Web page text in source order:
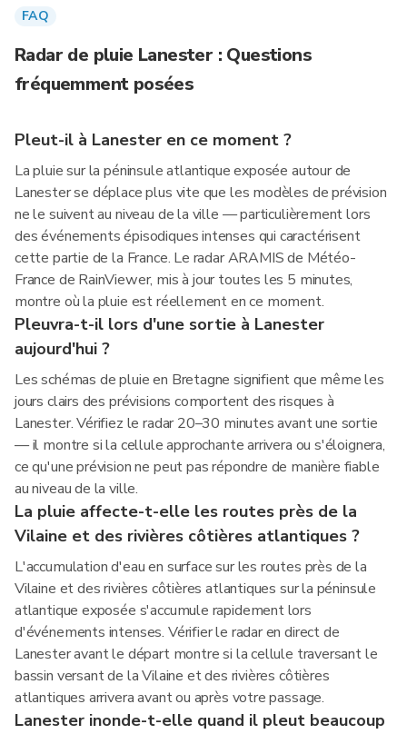
FAQ
Radar de pluie Lanester : Questions
fréquemment posées
Pleut-il à Lanester en ce moment ?
La pluie sur la péninsule atlantique exposée autour de
Lanester se déplace plus vite que les modèles de prévision
ne le suivent au niveau de la ville — particulièrement lors
des événements épisodiques intenses qui caractérisent
cette partie de la France. Le radar ARAMIS de Météo-
France de RainViewer, mis à jour toutes les 5 minutes,
montre où la pluie est réellement en ce moment.
Pleuvra-t-il lors d'une sortie à Lanester
aujourd'hui ?
Les schémas de pluie en Bretagne signifient que même les
jours clairs des prévisions comportent des risques à
Lanester. Vérifiez le radar 20–30 minutes avant une sortie
— il montre si la cellule approchante arrivera ou s'éloignera,
ce qu'une prévision ne peut pas répondre de manière fiable
au niveau de la ville.
La pluie affecte-t-elle les routes près de la
Vilaine et des rivières côtières atlantiques ?
L'accumulation d'eau en surface sur les routes près de la
Vilaine et des rivières côtières atlantiques sur la péninsule
atlantique exposée s'accumule rapidement lors
d'événements intenses. Vérifier le radar en direct de
Lanester avant le départ montre si la cellule traversant le
bassin versant de la Vilaine et des rivières côtières
atlantiques arrivera avant ou après votre passage.
Lanester inonde-t-elle quand il pleut beaucoup